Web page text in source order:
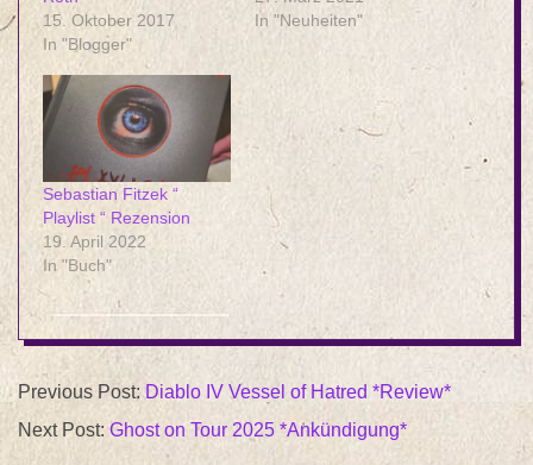
15. Oktober 2017
In "Blogger"
In "Neuheiten"
Sebastian Fitzek “
Playlist “ Rezension
19. April 2022
In "Buch"
01-
10
Previous Post:Diablo IV Vessel of Hatred *Review*
Next Post: Ghost on Tour 2025 *Ankündigung*